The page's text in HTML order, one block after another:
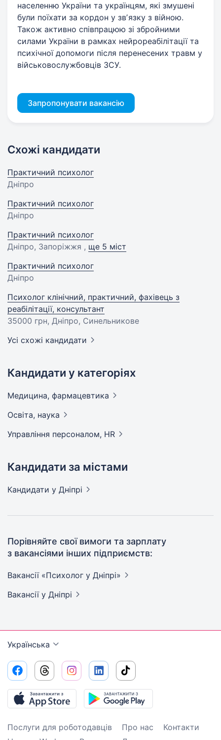
населенню України та українцям, які змушені
були поїхати за кордон у звʼязку з війною.
Також активно співпрацюю зі збройними
силами України в рамках нейрореабілітації та
психічної допомоги після перенесених травм у
військовослужбовців ЗСУ.
Запропонувати вакансію
Схожі кандидати
Практичний психолог
Дніпро
Практичний психолог
Дніпро
Практичний психолог
Дніпро, Запоріжжя , ще 5 міст
Практичний психолог
Дніпро
Психолог клінічний, практичний, фахівець з
реабілітації, консультант
35000 грн, Дніпро, Синельникове
Усі схожі кандидати
Кандидати у категоріях
Медицина, фармацевтика
Освіта, наука
Управління персоналом, HR
Кандидати за містами
Кандидати у Дніпрі
Порівняйте свої вимоги та зарплату
з вакансіями інших підприємств:
Вакансії «Психолог у Дніпрі»
Вакансії у Дніпрі
Українська
Послуги для роботодавців Про нас
Контакти